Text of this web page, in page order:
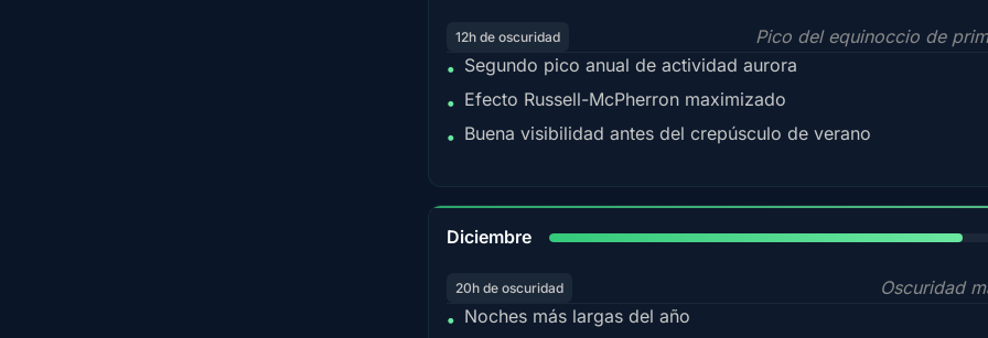
12h de oscuridad
Pico del equinoccio de
• Segundo pico anual de actividad aurora
• Efecto Russell-McPherron maximizado
• Buena visibilidad antes del crepúsculo de verano
Diciembre
20h de oscuridad
Oscuridad
• Noches más largas del año